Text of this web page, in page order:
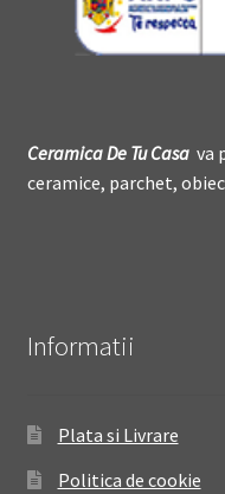
Ceramica DeTu Casava
ceramice, parchet,
Informatii
Plata si Livrare
Politica de cookie